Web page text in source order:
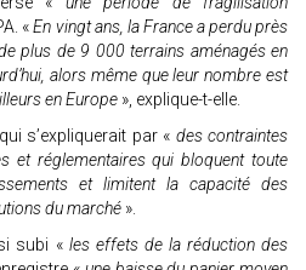
«En vingt ans, la France a perdu près
plus de 9 000 terrains aménagés en
alors même que leur nombre est
en Europe », explique-t-elle.
s’expliquerait par « des contraintes
et réglementaires qui bloquent toute
et limitent la capacité des
du marché ».
subi «les effets de la réduction des